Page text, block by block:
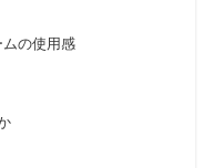
ムの使用感